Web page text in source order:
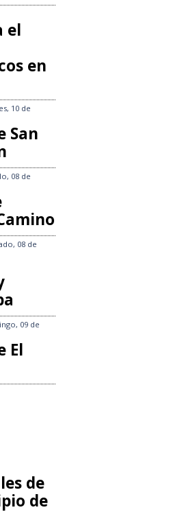
el
en
10 de
San
08 de
08 de
09 de
El
de
de